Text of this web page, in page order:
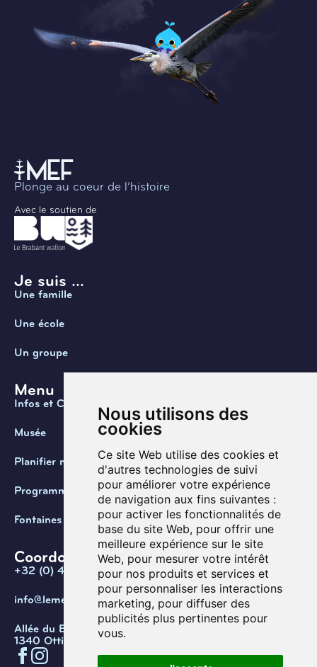
Nous utilisons des
cookies
Ce site Web utilise des cookies et
d'autres technologies de suivi
pour améliorer votre expérience
de navigation aux fins suivantes :
pour activer les fonctionnalités de
base du site Web, pour offrir une
meilleure expérience sur le site
Web, pour mesurer votre intérêt
pour nos produits et services et
pour personnaliser les interactions
marketing, pour diffuser des
publicités plus pertinentes pour
vous.
Plonge au coeur de l’histoire
Avec le soutien de
Je suis ...
Une famille
Une école
Un groupe
Menu
Infos et Contact
Musée
Planifier ma visite
Programmation
Fontaines de Belgique
Coordonnées
+32 (0) 470 / 67.20.55
info@lemef.be
Allée du Bois des Rêves 1,
1340 Ottignies-Louvain-la-Neuve